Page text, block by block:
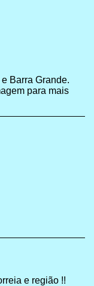
Barra Grande.
para mais
e região !!